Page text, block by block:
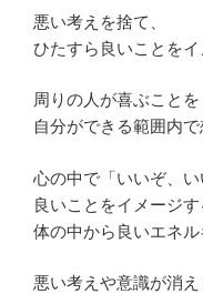
悪い考えを捨て、
ひたすら良いことをイ
周りの人が喜ぶことを
自分ができる範囲内で
心の中で「いいぞ、
良いことをイメージす
体の中から良いエネル
悪い考えや意識が消え